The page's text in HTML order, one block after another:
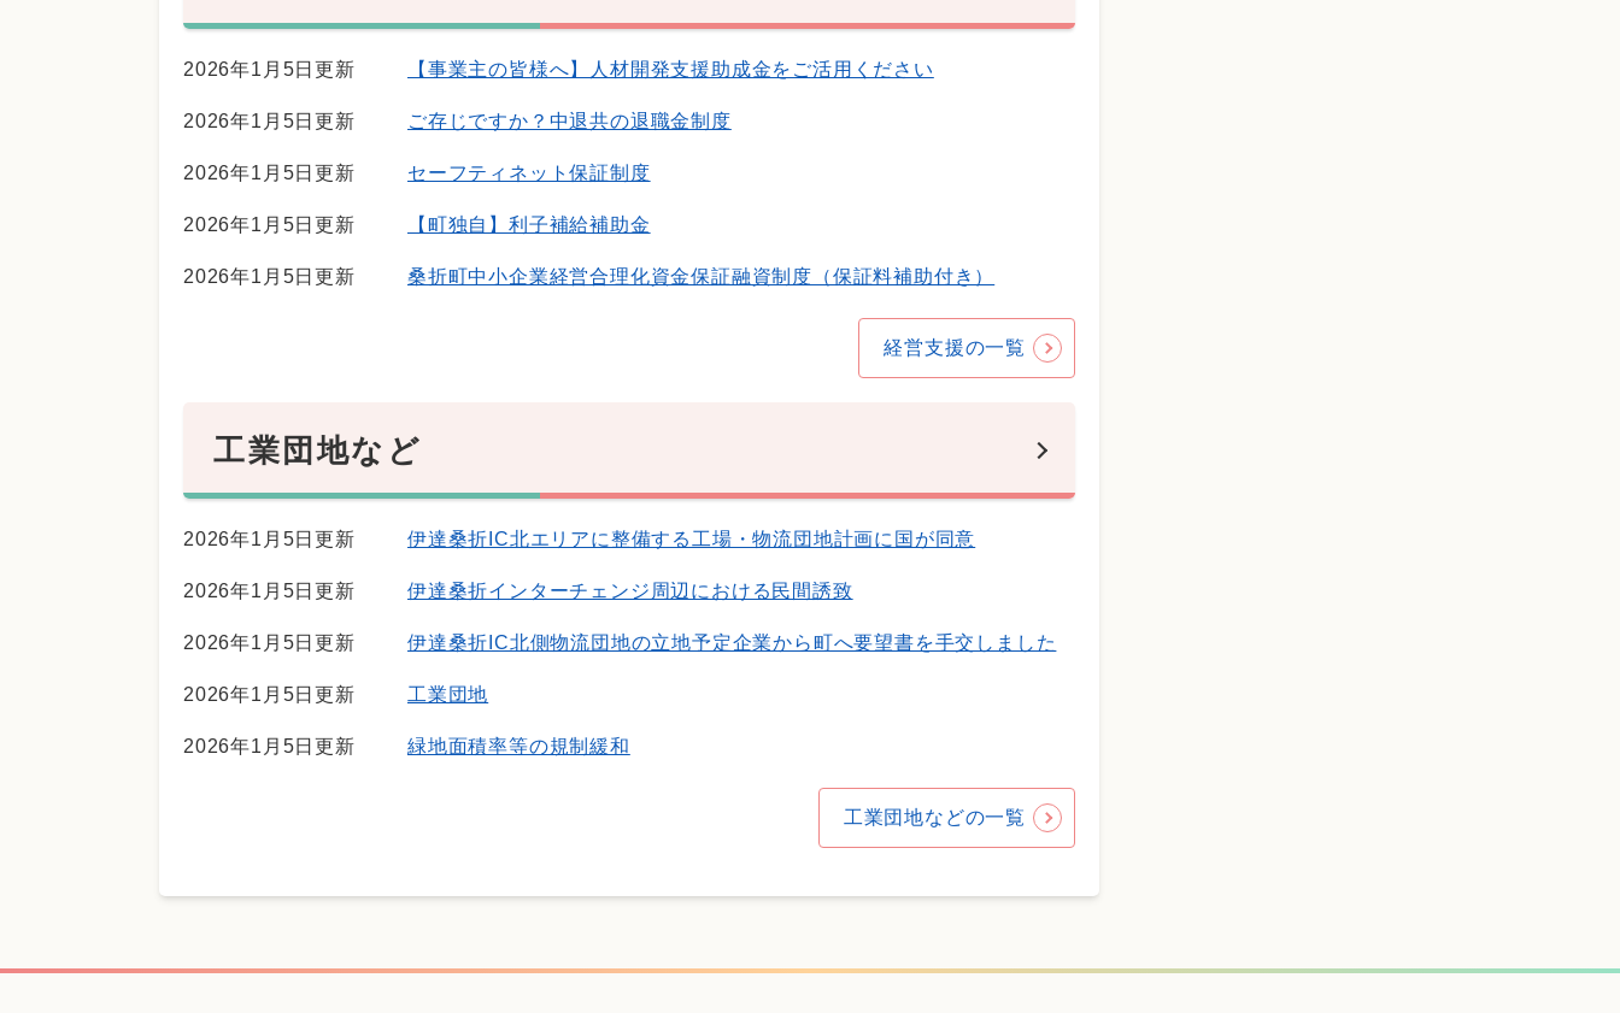
2026年1月5日更新 【事業主の皆様へ】人材開発支援助成金をご活用ください
2026年1月5日更新 ご存じですか？中退共の退職金制度
2026年1月5日更新 セーフティネット保証制度
2026年1月5日更新 【町独自】利子補給補助金
2026年1月5日更新 桑折町中小企業経営合理化資金保証融資制度（保証料補助付き）
経営支援の一覧
工業団地など
2026年1月5日更新 伊達桑折IC北エリアに整備する工場・物流団地計画に国が同意
2026年1月5日更新 伊達桑折インターチェンジ周辺における民間誘致
2026年1月5日更新 伊達桑折IC北側物流団地の立地予定企業から町へ要望書を手交しました
2026年1月5日更新 工業団地
2026年1月5日更新 緑地面積率等の規制緩和
工業団地などの一覧